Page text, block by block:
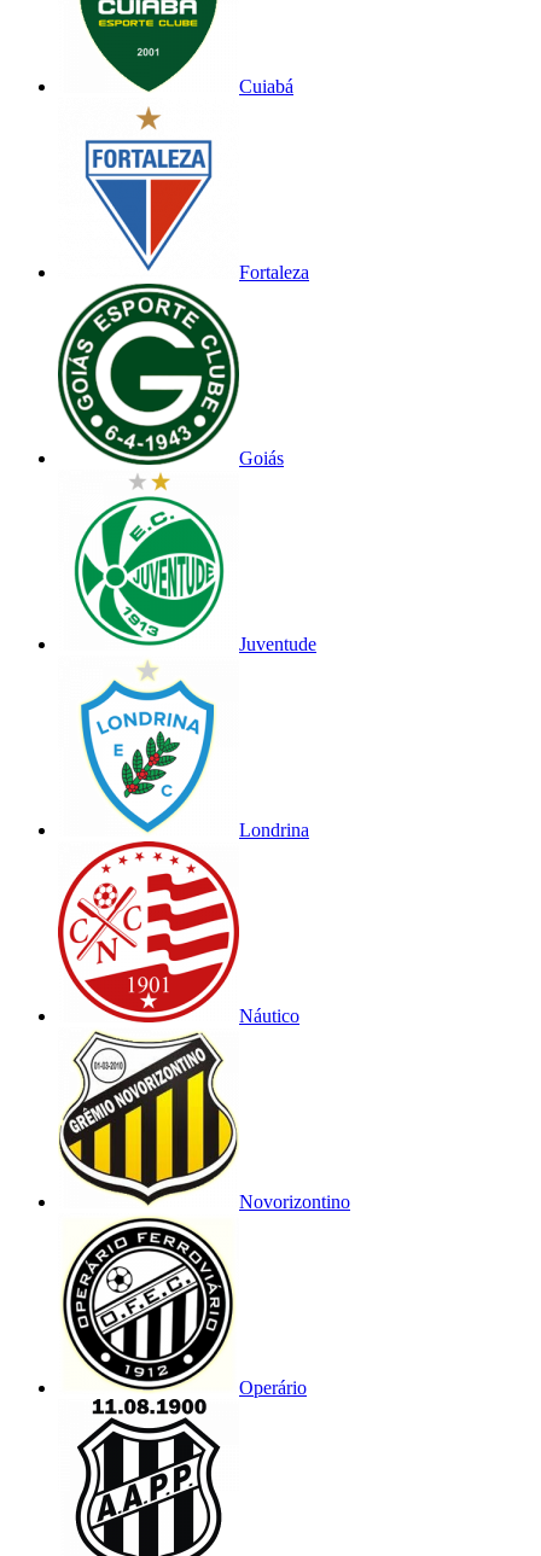
Cuiabá
Fortaleza
Goiás
Juventude
Londrina
Náutico
Novorizontino
Operário